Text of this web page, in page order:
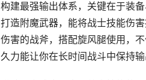
构建最强输出体系，关键在于装
打造附魔武器，能将战士技能伤
伤害的战斧，搭配旋风腿使用，
久力能让你在长时间战斗中保持